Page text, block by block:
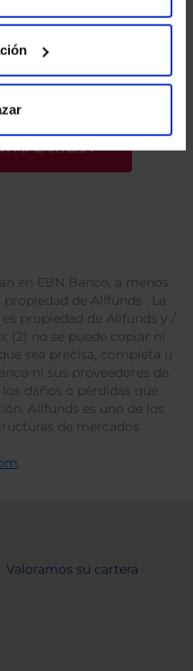
y consiento el
en EBN Banco, a menos
de Allfunds . La
propiedad de Allfunds y /
(2) no se puede copiar ni
sea precisa, completa u
ni sus proveedores de
daños o pérdidas que
Allfunds es uno de los
de mercados
.
Valoramos su cartera